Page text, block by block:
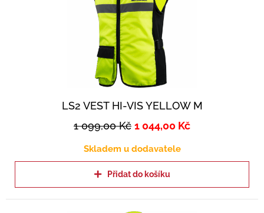
LS2 VEST HI-VIS YELLOW M
1 099,00Kč 1 044,00 Kč
Skladem u dodavatele
Přidat do košíku